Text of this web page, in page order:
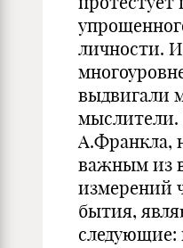
личности.
выдвигали
А.Франкла,
важным из
измерений
бытия,
следующие: